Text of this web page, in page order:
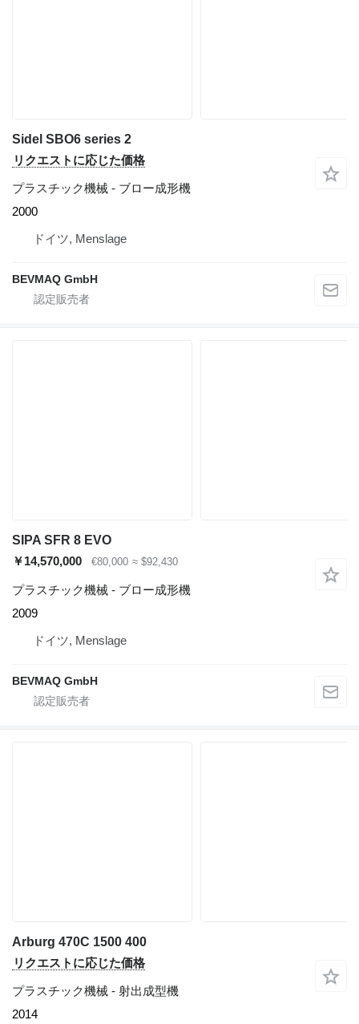
Sidel SBO6 series 2
リクエストに応じた価格
プラスチック機械 - ブロー成形機
2000
ドイツ, Menslage
BEVMAQ GmbH
SIPA SFR 8 EVO
￥14,570,000
€80,000 ≈ $92,430
プラスチック機械 - ブロー成形機
2009
ドイツ, Menslage
BEVMAQ GmbH
Arburg 470C 1500 400
リクエストに応じた価格
プラスチック機械 - 射出成型機
2014